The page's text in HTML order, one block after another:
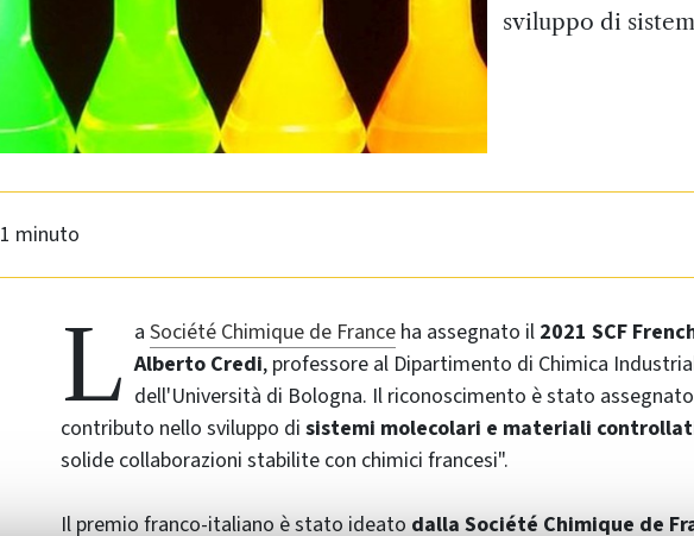
sviluppo di
1 minuto
L a Société Chimique de France ha assegnato il 2021 SCF
Alberto Credi, professore al Dipartimento di Chimica
dell'Università di Bologna. Il riconoscimento è stato
contributo nello sviluppo di sistemi molecolari e materiali
solide collaborazioni stabilite con chimici francesi".
Il premio franco-italiano è stato ideato dalla Société Chimique de